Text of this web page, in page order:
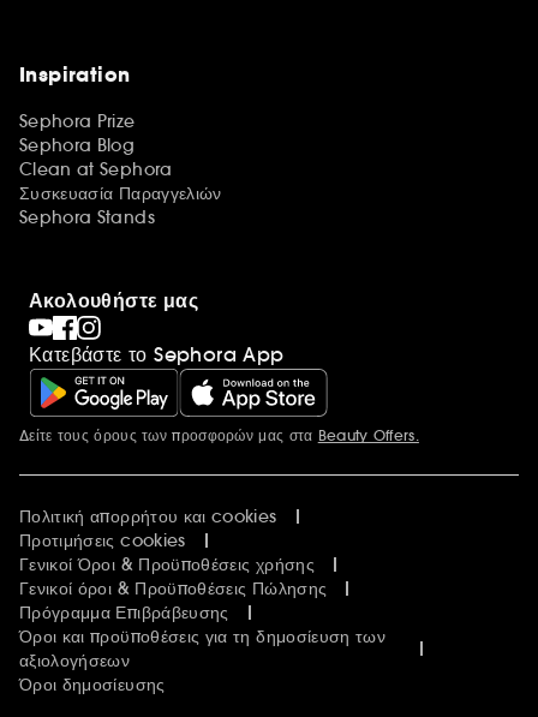
Inspiration
Sephora Prize
Sephora Blog
Clean at Sephora
Συσκευασία Παραγγελιών
Sephora Stands
Ακολουθήστε μας
Κατεβάστε το Sephora App
Περισσότερες πληροφορίες
Δείτε τους όρους των προσφορών μας στα Beauty Offers.
Πολιτική απορρήτου και cookies
Προτιμήσεις cookies
Γενικοί Όροι & Προϋποθέσεις χρήσης
Γενικοί όροι & Προϋποθέσεις Πώλησης
Πρόγραμμα Επιβράβευσης
Όροι και προϋποθέσεις για τη δημοσίευση των
αξιολογήσεων
Όροι δημοσίευσης